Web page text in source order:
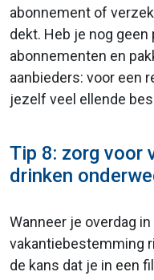
abonnement of
dekt. Heb je nog
abonnementen en
aanbieders: voor een
jezelf veel ellende
Tip 8: zorg voor
drinken
Wanneer je overdag
vakantiebestemming
de kans dat je in een